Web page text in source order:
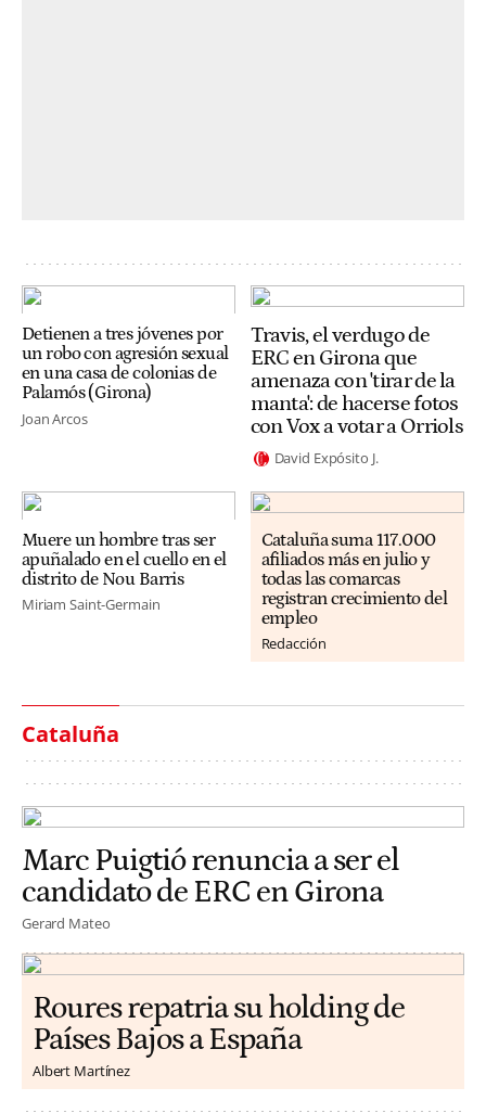
Detienen a tres jóvenes por
un robo con agresión sexual
en una casa de colonias de
Palamós (Girona)
Joan Arcos
Travis, el verdugo de
ERC en Girona que
amenaza con 'tirar de la
manta': de hacerse fotos
con Vox a votar a Orriols
David Expósito J.
Muere un hombre tras ser
apuñalado en el cuello en el
distrito de Nou Barris
Miriam Saint-Germain
Cataluña suma 117.000
afiliados más en julio y
todas las comarcas
registran crecimiento del
empleo
Redacción
Cataluña
Marc Puigtió renuncia a ser el
candidato de ERC en Girona
Gerard Mateo
Roures repatria su holding de
Países Bajos a España
Albert Martínez